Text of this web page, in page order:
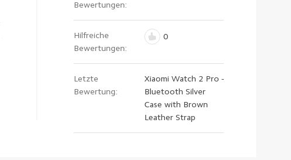
Bewertungen:
Hilfreiche
Bewertungen:
0
Letzte
Bewertung:
Xiaomi Watch 2 Pro -
Bluetooth Silver
Case with Brown
Leather Strap